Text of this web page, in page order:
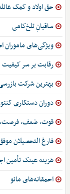
حق اولاد و کمک
ساقیانِ تلخ‌کامی
ویژگی‌های ماموران
رقابت بر سر کیفیت
بهترین شرکت
دوران دستکاری
قوت، ضعف، فرصت،
فارغ التحصیلان
هزینه عینک تأمین
احمقانه‌های مائو